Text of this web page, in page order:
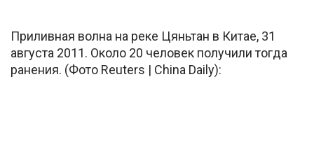
Приливная волна на реке Цяньтан в Китае, 31
августа 2011. Около 20 человек получили тогда
ранения. (Фото Reuters | China Daily):